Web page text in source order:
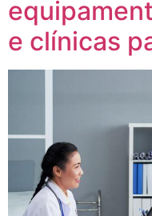
e clínicas